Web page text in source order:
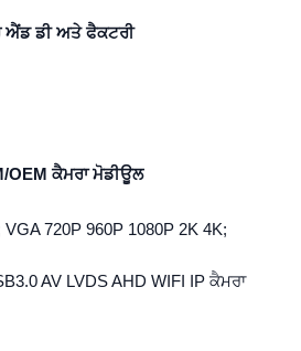
ਡੀ ਅਤੇ ਫੈਕਟਰੀ
OEM ਕੈਮਰਾ ਮੋਡੀਊਲ
720P 960P 1080P 2K 4K;
AV LVDS AHD WIFI IP ਕੈਮਰਾ